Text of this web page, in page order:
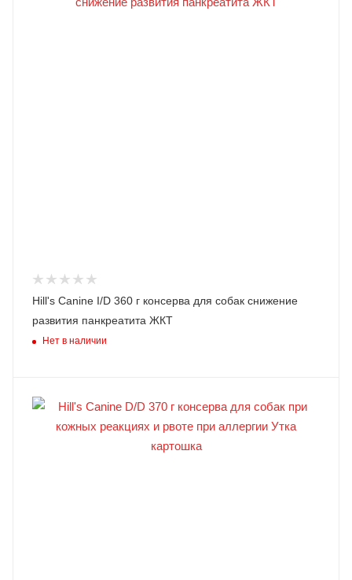
Hill's Canine I/D 360 г консерва для собак снижение
развития панкреатита ЖКТ
Нет в наличии